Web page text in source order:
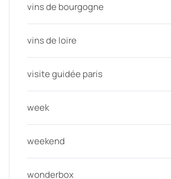
vins de bourgogne
vins de loire
visite guidée paris
week
weekend
wonderbox